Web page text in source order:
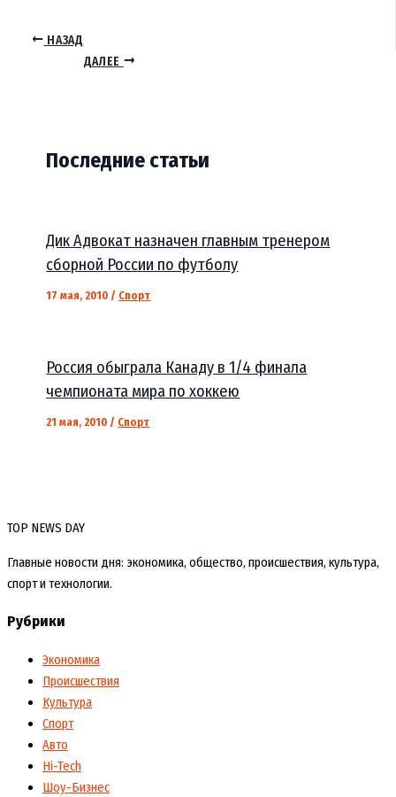
НАЗАД
ДАЛЕЕ
Последние статьи
Дик Адвокат назначен главным тренером
сборной России по футболу
17 мая, 2010 / Спорт
Россия обыграла Канаду в 1/4 финала
чемпионата мира по хоккею
21 мая, 2010 / Спорт
TOP NEWS DAY
Главные новости дня: экономика, общество, происшествия, культура,
спорт и технологии.
Рубрики
Экономика
Происшествия
Культура
Спорт
Авто
Hi-Tech
Шоу-Бизнес